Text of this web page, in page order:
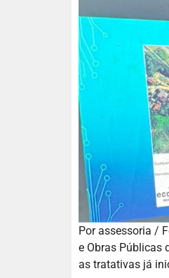
Por assessoria /
e Obras Públicas
as tratativas já